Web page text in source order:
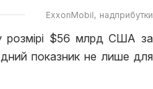
ExxonMobil надприбутки
розмірі $56 млрд США за
показник не лише для